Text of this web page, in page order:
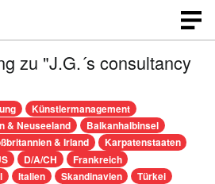
zu "J.G.´s consultancy
Künstlermanagement
& Neuseeland
Balkanhalbinsel
& Irland
Karpatenstaaten
D/A/CH
Frankreich
Italien Skandinavien Türkei